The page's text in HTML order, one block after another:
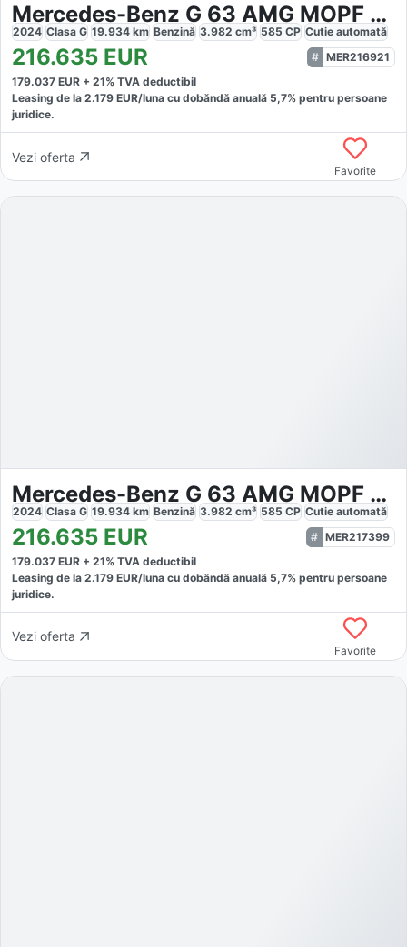
Mercedes-Benz G 63 AMG MOPF Superior
2024 Clasa G 19.934 km Benzină 3.982 cm³ 585 CP Cutie automată
216.635 EUR
MER216921
179.037 EUR + 21% TVA deductibil
Leasing de la 2.179 EUR/luna cu dobăndă anuală 5,7% pentru persoane
juridice.
Vezi oferta
Favorite
Mercedes-Benz G 63 AMG MOPF Superior
2024 Clasa G 19.934 km Benzină 3.982 cm³ 585 CP Cutie automată
216.635 EUR
MER217399
179.037 EUR + 21% TVA deductibil
Leasing de la 2.179 EUR/luna cu dobăndă anuală 5,7% pentru persoane
juridice.
Vezi oferta
Favorite